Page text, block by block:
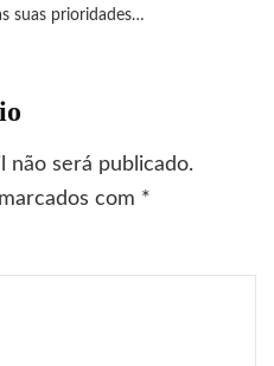
suas prioridades…
não será publicado.
com *